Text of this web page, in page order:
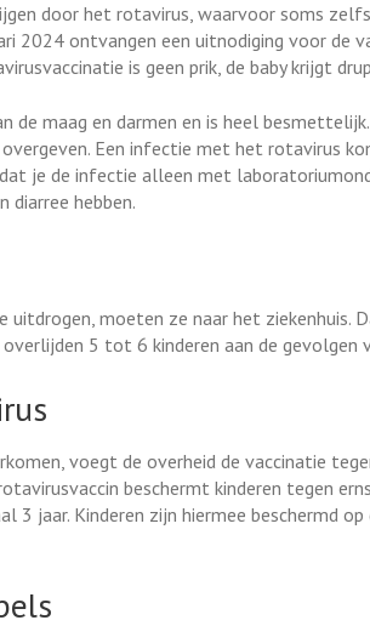
door het rotavirus, waarvoor soms
2024 ontvangen een uitnodiging voor de
is geen prik, de baby krijgt
maag en darmen en is heel besmettelijk.
Een infectie met het rotavirus
je de infectie alleen met
hebben.
uitdrogen, moeten ze naar het ziekenhuis.
5 tot 6 kinderen aan de gevolgen
voegt de overheid de vaccinatie
beschermt kinderen tegen
3 jaar. Kinderen zijn hiermee beschermd